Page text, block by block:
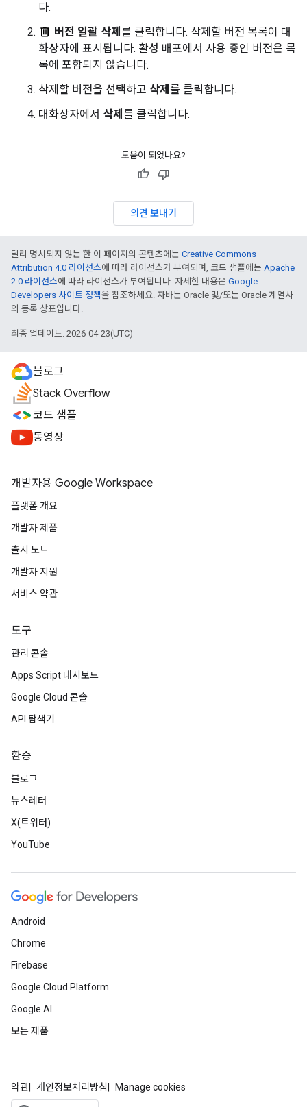
다.
버전 일괄 삭제를 클릭합니다. 삭제할 버전 목록이 대
화상자에 표시됩니다. 활성 배포에서 사용 중인 버전은 목
록에 포함되지 않습니다.
삭제할 버전을 선택하고 삭제 를 클릭합니다.
대화상자에서 삭제 를 클릭합니다.
도움이 되었나요?
의견 보내기
달리 명시되지 않는 한 이 페이지의 콘텐츠에는 Creative Commons
Attribution 4.0 라이선스에 따라 라이선스가 부여되며, 코드 샘플에는 Apache
2.0 라이선스에 따라 라이선스가 부여됩니다. 자세한 내용은 Google
Developers 사이트 정책을 참조하세요. 자바는 Oracle 및/또는 Oracle 계열사
의 등록 상표입니다.
최종 업데이트: 2026-04-23(UTC)
블로그
Stack Overflow
코드 샘플
동영상
개발자용 Google Workspace
플랫폼 개요
개발자 제품
출시 노트
개발자 지원
서비스 약관
도구
관리 콘솔
Apps Script 대시보드
Google Cloud 콘솔
API 탐색기
환승
블로그
뉴스레터
X(트위터)
YouTube
Android
Chrome
Firebase
Google Cloud Platform
Google AI
모든 제품
약관 개인정보처리방침 Manage cookies